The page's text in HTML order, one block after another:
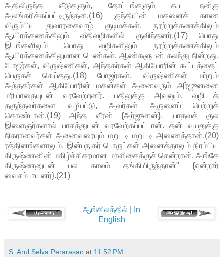
அதிலிருந்த வீடுகளும், தோட்டங்களும் கூட நன்கு
அலங்கரிக்கப்பட்டிருந்தன.(16) குந்தியின் மகனைக் காண
விரும்பிய துவாரகைவாழ் குடிமக்கள், நூற்றுக்கணக்கிலும்
ஆயிரக்கணக்கிலும் வீதிவழிகளில் குவிந்தனர்.(17) பொது
இடங்களிலும் பொது வழிகளிலும் நூற்றுக்கணக்கிலும்
ஆயிரக்கணக்கிலுமான பெண்கள், ஆண்களுடன் கலந்து நின்றது,
போஜர்கள், விருஷ்ணிகள், அந்தகர்கள் ஆகியோரின் கூட்டத்தைப்
பெருகச் செய்தது.(18) போஜர்கள், விருஷ்ணிகள் மற்றும்
அந்தகர்கள் ஆகியோரின் மகன்கள் அனைவரும் அர்ஜுனனை
மரியாதையுடன் வரவேற்றனர். பதிலுக்கு அவனும், வழிபடத்
தகுந்தவர்களை வழிபட்டு, அவர்கள் அருளைப் பெற்றுக்
கொண்டான்.(19) அந்த வீரன் {அர்ஜுனன்}, யாதவக் குல
இளைஞர்களால் பாசத்துடன் வரவேற்கப்பட்டான். தன் வயதுக்கு
நிகரானவர்கள் அனைவரையும் மறுபடி மறுபடி அணைத்தான்.(20)
ரத்தினங்களாலும், இன்பநுகர் பொருட்கள் அனைத்தாலும் நிரம்பிய
கிருஷ்ணனின் மகிழ்ச்சிகரமான மாளிகைக்குச் சென்றான். அங்கே
கிருஷ்ணனுடன் பல காலம் தங்கியிருந்தான்" {என்றார்
வைசம்பாயனர்}.(21)
ஆங்கிலத்தில் | In
English
S. Arul Selva Perarasan at 11:52 PM